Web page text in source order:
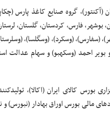
(آکنتور)، گروه صنایع کاغذ پارس
بوشهر، فارس، کردستان، گلستان،
(سفارس)، (وسکرد)، (وسگلسا)،
احمد (وسکهبو) و سهام عدالت
کالای ایران (اکالا)،
مالی بورس اوراق بهادار (نبورس)